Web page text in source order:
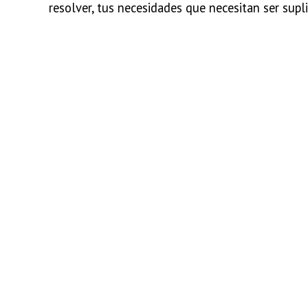
resolver, tus necesidades que necesitan ser